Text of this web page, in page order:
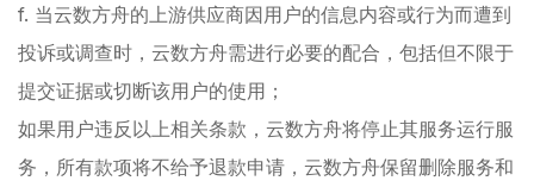
f. 当云数方舟的上游供应商因用户的信息内容或行为而遭到
投诉或调查时，云数方舟需进行必要的配合，包括但不限于
提交证据或切断该用户的使用；
如果用户违反以上相关条款，云数方舟将停止其服务运行服
务，所有款项将不给予退款申请，云数方舟保留删除服务和